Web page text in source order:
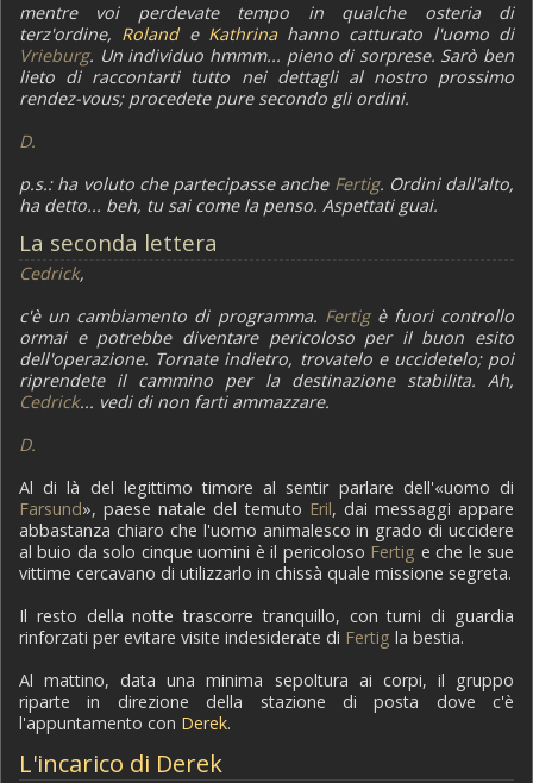
mentre voi perdevate tempo in qualche osteria di
terz'ordine, Rolande Kathrinahanno catturato l'uomo di
Vrieburg. Un individuo hmmm... pieno di sorprese. Sarò ben
lieto di raccontarti tutto nei dettagli al nostro prossimo
rendez-vous; procedete pure secondo gli ordini.
D.
p.s.: ha voluto che partecipasse anche Fertig. Ordini dall'alto,
ha detto... beh, tu sai come la penso. Aspettati guai.
La seconda lettera
Cedrick,
c'è un cambiamento di programma. Fertigè fuori controllo
ormai e potrebbe diventare pericoloso per il buon esito
dell'operazione. Tornate indietro, trovatelo e uccidetelo; poi
riprendete il cammino per la destinazione stabilita. Ah,
Cedrick... vedi di non farti ammazzare.
D.
Al di là del legittimo timore al sentir parlare dell'«uomo di
Farsund», paese natale del temuto Eril, dai messaggi appare
abbastanza chiaro che l'uomo animalesco in grado di uccidere
al buio da solo cinque uomini è il pericoloso Fertig e che le sue
vittime cercavano di utilizzarlo in chissà quale missione segreta.
Il resto della notte trascorre tranquillo, con turni di guardia
rinforzati per evitare visite indesiderate di Fertig la bestia.
Al mattino, data una minima sepoltura ai corpi, il gruppo
riparte in direzione della stazione di posta dove c'è
l'appuntamento con Derek.
L'incarico di Derek